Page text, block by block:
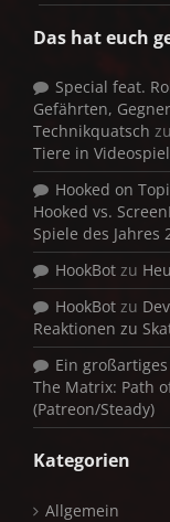
Das hat euch
Special feat.
Gefährten,
Technikquatsch zu
Tiere in
Hooked on
Hooked vs.
Spiele des Jahres
HookBot zu
HookBot zu
Reaktionen zu
Ein
The Matrix: Path
(Patreon/Steady)
Kategorien
Allgemein